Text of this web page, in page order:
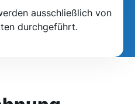
ausschließlich von
durchgeführt.